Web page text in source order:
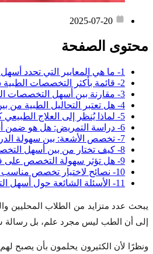
2025-07-20
محتوى الصفحة
1- ما هي المعايير التي تحدد أسهل التخصصات الطبية في مصر؟
2- قائمة بأكثر التخصصات الطبية سهولة في مصر من حيث عدد سنوات الدراسة
3- مقارنة بين أسهل التخصصات الطبية في مصر والتخصصات الأعلى طلبًا
4- هل تعتبر التحاليل الطبية من بين أسهل التخصصات الطبية في مصر؟
5- لماذا يُنظر إلى العلاج الطبيعي كأحد أسهل التخصصات الطبية في مصر؟
6- دراسة التمريض: هل هو ضمن أسهل التخصصات الطبية في مصر فعلًا؟
7- تخصص الأشعة: بين سهولة الدراسة وفرص العمل في مصر
8- كيف تختار من بين أسهل التخصصات الطبية في مصر بما يناسب ميولك؟
9- هل تؤثر سهولة التخصص على فرص العمل بعد التخرج في مصر؟
10- نصائح لاختيار تخصص مناسب من بين أسهل التخصصات الطبية في مصر
11- الأسئلة الشائعة حول أسهل التخصصات الطبية في مصر
يبحث عدد متزايد من الطلاب
إلى أن الطب ليس مجرد علم، بل رسالة
ونظرًا لأن الكثيرون يحلمون بأن يصبح